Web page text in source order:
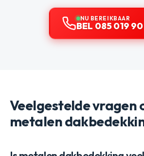
NU BEREIKBAAR
BEL 085 019
Veelgestelde vragen
metalen